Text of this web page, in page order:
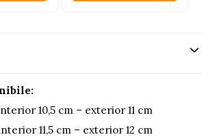
10,5 cm – exterior 11 cm
11,5 cm – exterior 12 cm